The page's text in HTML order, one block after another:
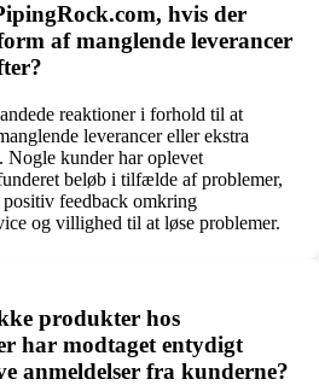
hvis der
af manglende leverancer
reaktioner i forhold til at
leverancer eller ekstra
Nogle kunder har oplevet
beløb i tilfælde af problemer,
positiv feedback omkring
og villighed til at løse problemer.
produkter hos
har modtaget entydigt
anmeldelser fra kunderne?